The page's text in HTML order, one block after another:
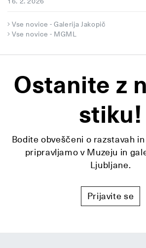
Vse novice - Galerija Jakopič
Vse novice - MGML
Ostanite z
stiku!
Bodite obveščeni o razstavah
pripravljamo v Muzeju in
Ljubljane.
Prijavite se